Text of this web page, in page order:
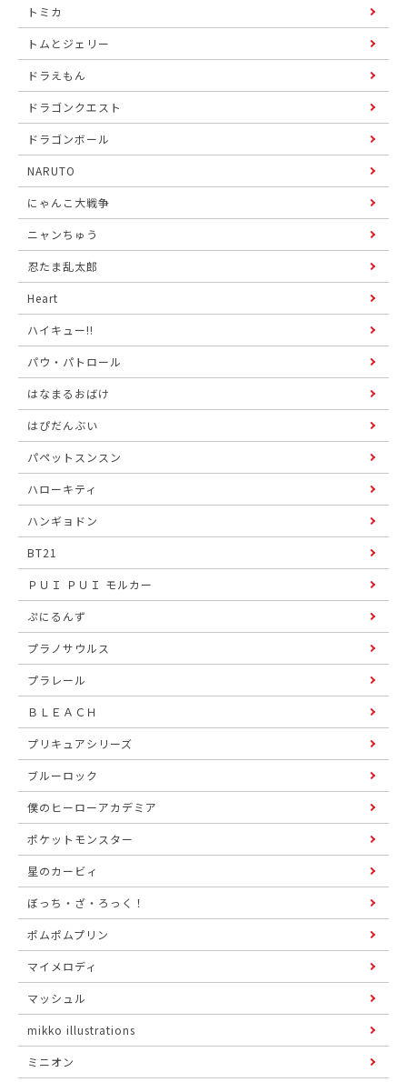
トミカ
トムとジェリー
ドラえもん
ドラゴンクエスト
ドラゴンボール
NARUTO
にゃんこ大戦争
ニャンちゅう
忍たま乱太郎
Heart
ハイキュー!!
パウ・パトロール
はなまるおばけ
はぴだんぶい
パペットスンスン
ハローキティ
ハンギョドン
BT21
ＰＵＩ ＰＵＩ モルカー
ぷにるんず
プラノサウルス
プラレール
ＢＬＥＡＣＨ
プリキュアシリーズ
ブルーロック
僕のヒーローアカデミア
ポケットモンスター
星のカービィ
ぼっち・ざ・ろっく！
ポムポムプリン
マイメロディ
マッシュル
mikko illustrations
ミニオン